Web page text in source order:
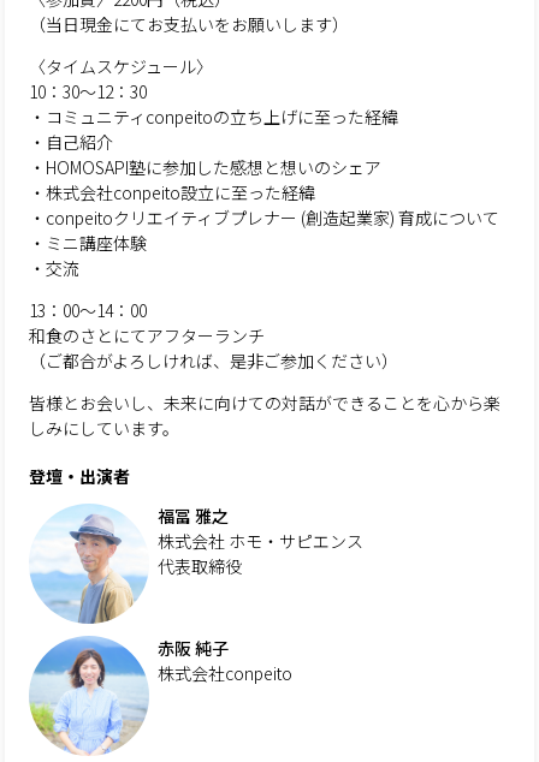
（当日現金にてお支払いをお願いします）
〈タイムスケジュール〉
10：30〜12：30
・コミュニティconpeitoの立ち上げに至った経緯
・自己紹介
・HOMOSAPI塾に参加した感想と想いのシェア
・株式会社conpeito設立に至った経緯
・conpeitoクリエイティブプレナー (創造起業家) 育成について
・ミニ講座体験
・交流
13：00～14：00
和食のさとにてアフターランチ
（ご都合がよろしければ、是非ご参加ください）
皆様とお会いし、未来に向けての対話ができることを心から楽
しみにしています。
登壇・出演者
福冨 雅之
株式会社 ホモ・サピエンス
代表取締役
赤阪 純子
株式会社conpeito